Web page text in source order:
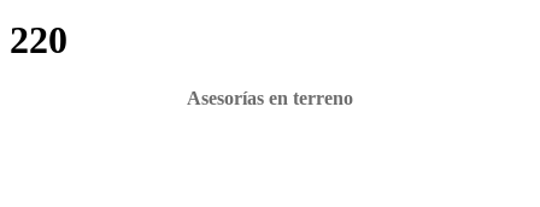
220
Asesorías en terreno